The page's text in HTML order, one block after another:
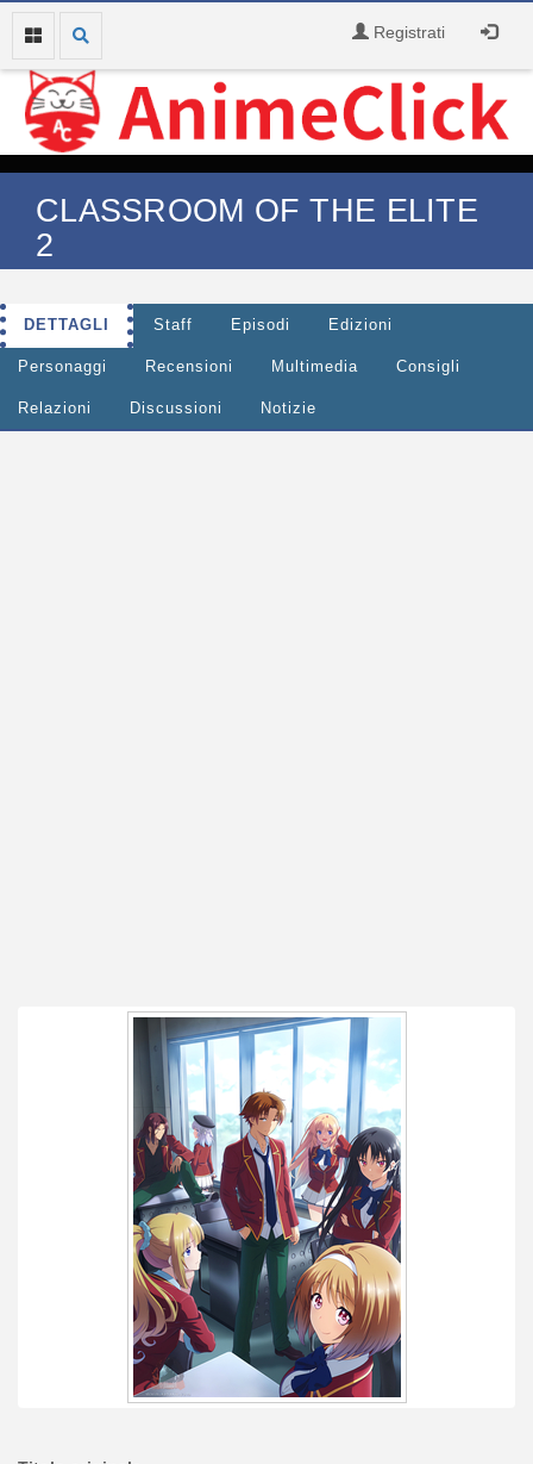
Registrati
CLASSROOM OF THE ELITE
2
DETTAGLI Staff Episodi Edizioni
Personaggi Recensioni Multimedia Consigli
Relazioni Discussioni Notizie